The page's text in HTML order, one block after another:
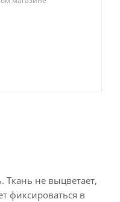
не выцветает,
фиксироваться в